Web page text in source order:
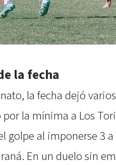
la fecha
la fecha dejó
la mínima a Los
golpe al imponerse 3
En un duelo sin